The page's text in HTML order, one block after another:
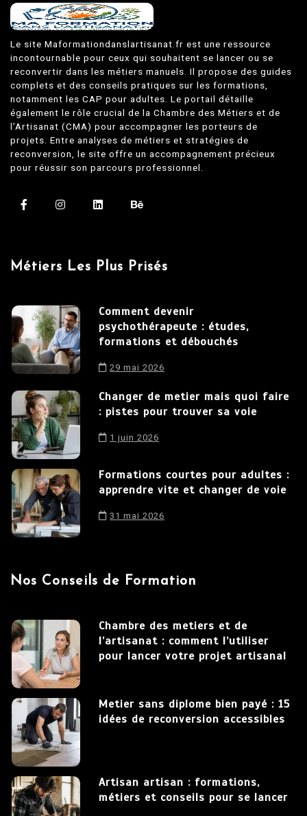
Le site Maformationdanslartisanat.fr est une ressource
incontournable pour ceux qui souhaitent se lancer ou se
reconvertir dans les métiers manuels. Il propose des guides
complets et des conseils pratiques sur les formations,
notamment les CAP pour adultes. Le portail détaille
également le rôle crucial de la Chambre des Métiers et de
l’Artisanat (CMA) pour accompagner les porteurs de
projets. Entre analyses de métiers et stratégies de
reconversion, le site offre un accompagnement précieux
pour réussir son parcours professionnel.
Métiers Les Plus Prisés
Comment devenir
psychothérapeute : études,
formations et débouchés
29 mai 2026
Changer de metier mais quoi faire
: pistes pour trouver sa voie
1 juin 2026
Formations courtes pour adultes :
apprendre vite et changer de voie
31 mai 2026
Nos Conseils de Formation
Chambre des metiers et de
l’artisanat : comment l’utiliser
pour lancer votre projet artisanal
Metier sans diplome bien payé : 15
idées de reconversion accessibles
Artisan artisan : formations,
métiers et conseils pour se lancer